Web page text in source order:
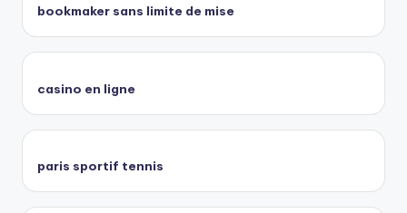
bookmaker sans limite de mise
casino en ligne
paris sportif tennis